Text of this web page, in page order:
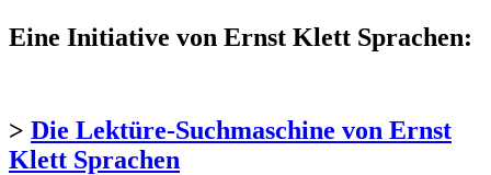
Eine Initiative von Ernst Klett Sprachen:
> Die Lektüre-Suchmaschine von Ernst
Klett Sprachen